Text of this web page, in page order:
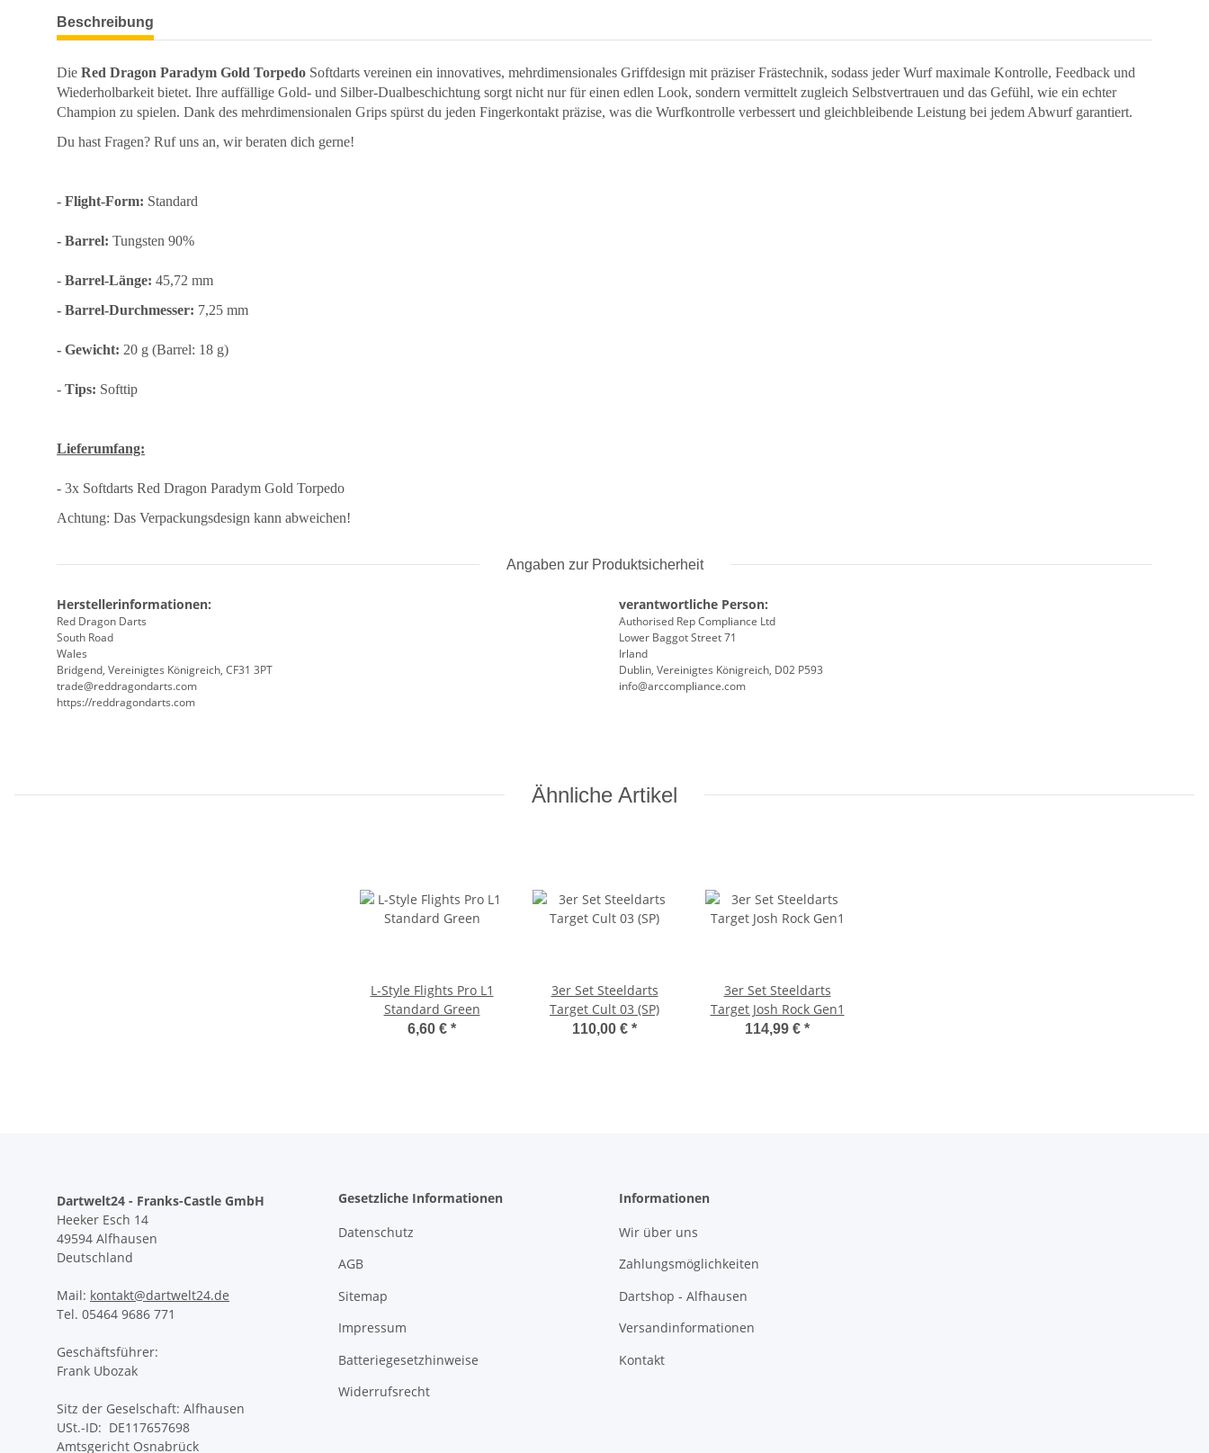
weitere Registerkarten anzeigen
Beschreibung
Die Red Dragon Paradym Gold Torpedo Softdarts vereinen ein innovatives, mehrdimensionales Griffdesign mit präziser Frästechnik, sodass jeder Wurf maximale Kontrolle, Feedback und
Wiederholbarkeit bietet. Ihre auffällige Gold- und Silber-Dualbeschichtung sorgt nicht nur für einen edlen Look, sondern vermittelt zugleich Selbstvertrauen und das Gefühl, wie ein echter
Champion zu spielen. Dank des mehrdimensionalen Grips spürst du jeden Fingerkontakt präzise, was die Wurfkontrolle verbessert und gleichbleibende Leistung bei jedem Abwurf garantiert.
Du hast Fragen? Ruf uns an, wir beraten dich gerne!
- Flight-Form: Standard
- Barrel: Tungsten 90%
- Barrel-Länge: 45,72 mm
- Barrel-Durchmesser: 7,25 mm
- Gewicht: 20 g (Barrel: 18 g)
- Tips: Softtip
Lieferumfang:
- 3x Softdarts Red Dragon Paradym Gold Torpedo
Achtung: Das Verpackungsdesign kann abweichen!
Angaben zur Produktsicherheit
Herstellerinformationen:
Red Dragon Darts
South Road
Wales
Bridgend, Vereinigtes Königreich, CF31 3PT
trade@reddragondarts.com
https://reddragondarts.com
verantwortliche Person:
Authorised Rep Compliance Ltd
Lower Baggot Street 71
Irland
Dublin, Vereinigtes Königreich, D02 P593
info@arccompliance.com
Ähnliche Artikel
L-Style Flights Pro L1
Standard Green
6,60 € *
3er Set Steeldarts
Target Cult 03 (SP)
110,00 € *
3er Set Steeldarts
Target Josh Rock Gen1
114,99 € *
Dartwelt24 - Franks-Castle GmbH
Heeker Esch 14
49594 Alfhausen
Deutschland
Mail: kontakt@dartwelt24.de
Tel. 05464 9686 771
Geschäftsführer:
Frank Ubozak
Sitz der Geselschaft: Alfhausen
USt.-ID: DE117657698
Amtsgericht Osnabrück
Gesetzliche Informationen
Datenschutz
AGB
Sitemap
Impressum
Batteriegesetzhinweise
Widerrufsrecht
Informationen
Wir über uns
Zahlungsmöglichkeiten
Dartshop - Alfhausen
Versandinformationen
Kontakt